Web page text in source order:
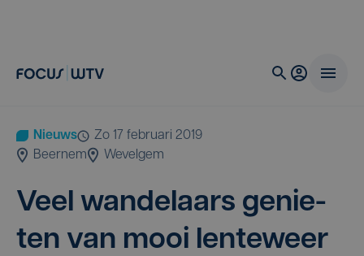
Nieuws
zo 17 februari 2019
Beernem
Wevelgem
Veel wan­de­laars genie­
ten van mooi lenteweer